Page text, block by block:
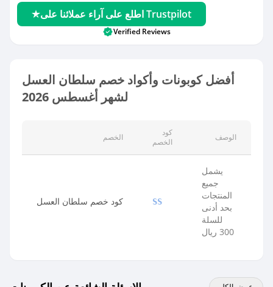
اطلع على آراء عملائنا على Trustpilot
Verified Reviews
أفضل كوبونات وأكواد خصم سلطان العسل
لشهر أغسطس 2026
الخصم
كود
الخصم
الوصف
كود خصم سلطان العسل SS
يشمل
جميع
المنتجات
بحد أدنى
للسلة
300 ريال